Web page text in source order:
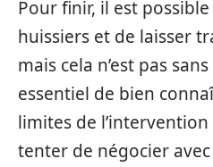
Pour finir, il est
huissiers et de laisser
mais cela n’est pas
essentiel de bien
limites de
tenter de négocier